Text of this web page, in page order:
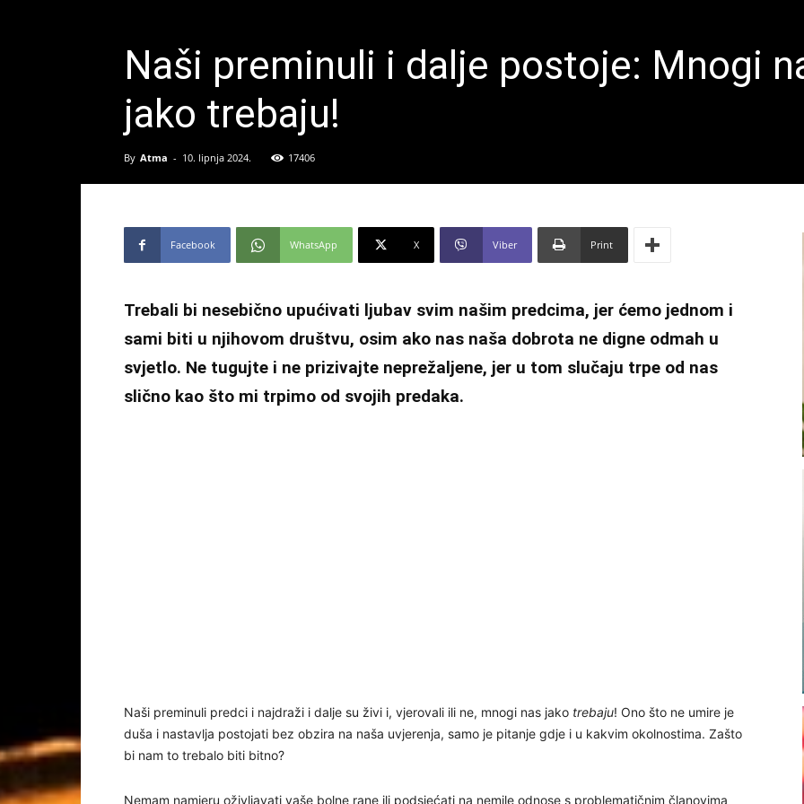
Naši preminuli i dalje postoje: Mnogi
jako trebaju!
By Atma - 10. lipnja 2024. 17406
Facebook WhatsApp X Viber Print
Trebali bi nesebično upućivati ljubav svim našim predcima, jer ćemo jednom i
sami biti u njihovom društvu, osim ako nas naša dobrota ne digne odmah u
svjetlo. Ne tugujte i ne prizivajte neprežaljene, jer u tom slučaju trpe od nas
slično kao što mi trpimo od svojih predaka.
Naši preminuli predci i najdraži i dalje su živi i, vjerovali ili ne, mnogi nas jako trebaju! Ono što ne umire je
duša i nastavlja postojati bez obzira na naša uvjerenja, samo je pitanje gdje i u kakvim okolnostima. Zašto
bi nam to trebalo biti bitno?
Nemam namjeru oživljavati vaše bolne rane ili podsjećati na nemile odnose s problematičnim članovima